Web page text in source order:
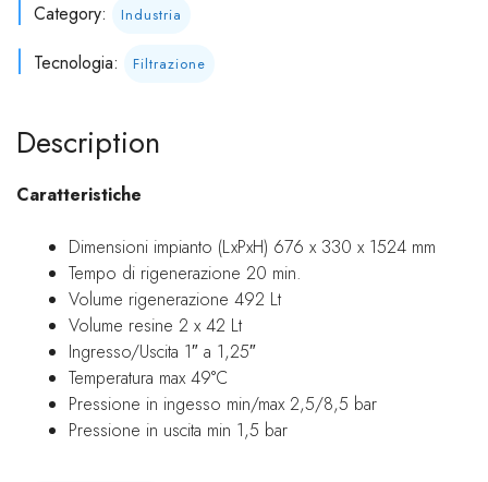
Category: Industria
Tecnologia: Filtrazione
Description
Caratteristiche
Dimensioni impianto (LxPxH) 676 x 330 x 1524 mm
Tempo di rigenerazione 20 min.
Volume rigenerazione 492 Lt
Volume resine 2 x 42 Lt
Ingresso/Uscita 1″ a 1,25″
Temperatura max 49°C
Pressione in ingesso min/max 2,5/8,5 bar
Pressione in uscita min 1,5 bar